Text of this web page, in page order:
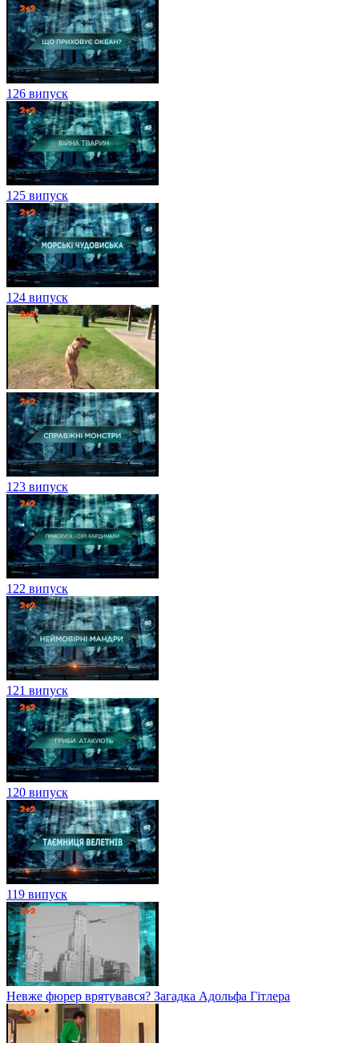
126 випуск
125 випуск
124 випуск
123 випуск
122 випуск
121 випуск
120 випуск
119 випуск
Невже фюрер врятувався? Загадка Адольфа Гітлера